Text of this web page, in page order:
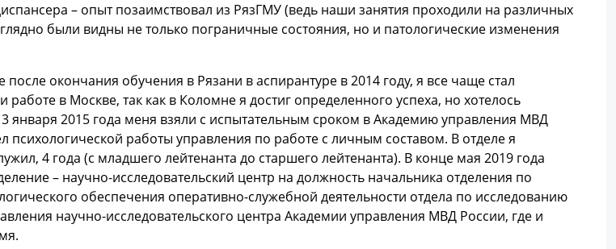
– опыт позаимствовал из РязГМУ (ведь наши занятия проходили на различных
были видны не только пограничные состояния, но и патологические изменения
окончания обучения в Рязани в аспирантуре в 2014 году, я все чаще стал
работе в Москве, так как в Коломне я достиг определенного успеха, но хотелось
января 2015 года меня взяли с испытательным сроком в Академию управления МВД
психологической работы управления по работе с личным составом. В отделе я
4 года (с младшего лейтенанта до старшего лейтенанта). В конце мая 2019 года
– научно-исследовательский центр на должность начальника отделения по
обеспечения оперативно-служебной деятельности отдела по исследованию
научно-исследовательского центра Академии управления МВД России, где и